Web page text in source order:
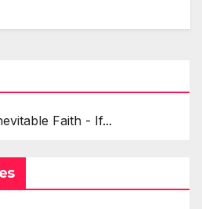
Faith - If...